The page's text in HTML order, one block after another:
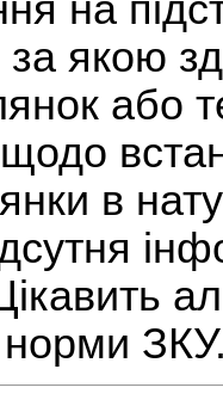
якою
або
в
норми